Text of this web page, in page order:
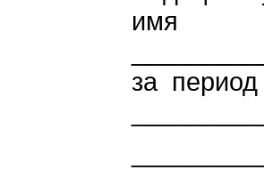
имя
за период